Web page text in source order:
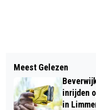
KINDEREN
OV, KORTING
VERDWIJNT
OM VERVOLGT
OPZETTELIJKE
Meest Gelezen
inrijden
in